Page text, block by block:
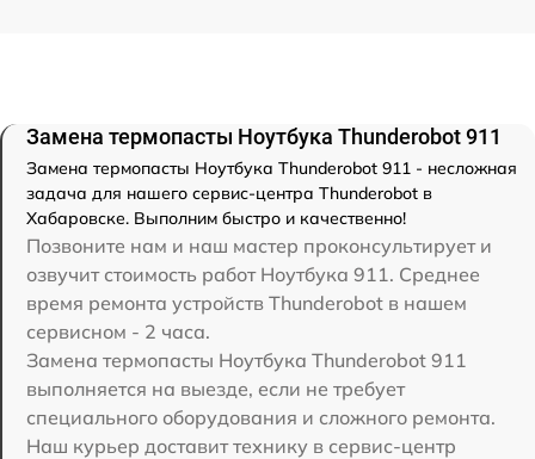
Замена термопасты Ноутбука Thunderobot 911
Замена термопасты Ноутбука Thunderobot 911 - несложная
задача для нашего сервис-центра Thunderobot в
Хабаровске. Выполним быстро и качественно!
Позвоните нам и наш мастер проконсультирует и
озвучит стоимость работ Ноутбука 911. Среднее
время ремонта устройств Thunderobot в нашем
сервисном - 2 часа.
Замена термопасты Ноутбука Thunderobot 911
выполняется на выезде, если не требует
специального оборудования и сложного ремонта.
Наш курьер доставит технику в сервис-центр